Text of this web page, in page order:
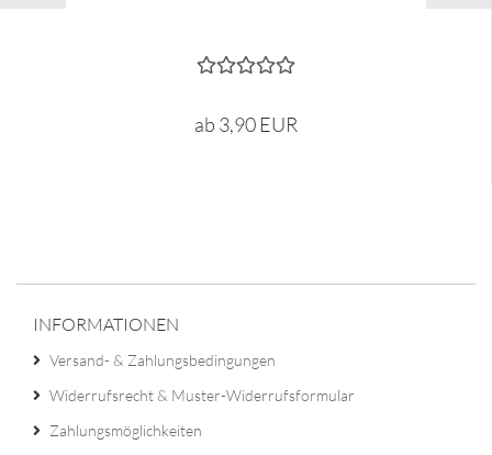
ab 3,90 EUR
INFORMATIONEN
Versand- & Zahlungsbedingungen
Widerrufsrecht & Muster-Widerrufsformular
Zahlungsmöglichkeiten